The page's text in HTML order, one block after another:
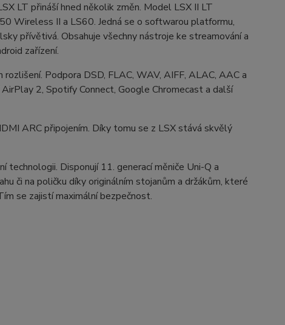
LT přináší hned několik změn. Model LSX II LT
Wireless II a LS60. Jedná se o softwarou platformu,
přívětivá. Obsahuje všechny nástroje ke streamování a
zařízení.
Podpora DSD, FLAC, WAV, AIFF, ALAC, AAC a
2, Spotify Connect, Google Chromecast a další
ARC připojením. Díky tomu se z LSX stává skvělý
Disponují 11. generací měniče Uni-Q a
či na poličku díky originálním stojanům a držákům, které
se zajistí maximální bezpečnost.